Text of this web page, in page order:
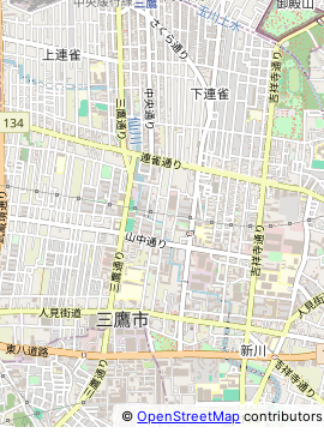
©OpenStreetMap